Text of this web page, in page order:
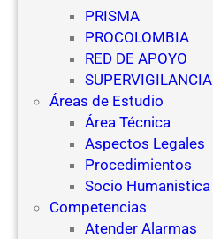
PRISMA
PROCOLOMBIA
RED DE APOYO
SUPERVIGILANCIA
Áreas de Estudio
Área Técnica
Aspectos Legales
Procedimientos
Socio Humanistica
Competencias
Atender Alarmas